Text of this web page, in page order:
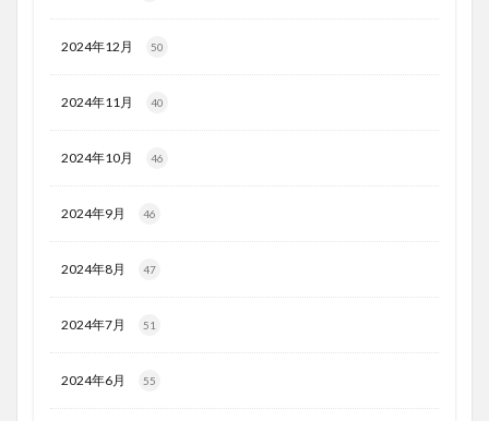
2024年12月 50
2024年11月 40
2024年10月 46
2024年9月 46
2024年8月 47
2024年7月 51
2024年6月 55